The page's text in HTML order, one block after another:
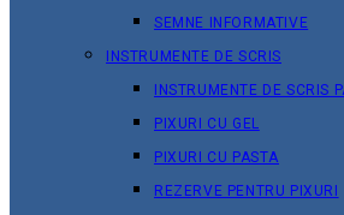
SEMNE INFORMATIVE
INSTRUMENTE DE SCRIS
INSTRUMENTE DE SCRIS
PIXURI CU GEL
PIXURI CU PASTA
REZERVE PENTRU PIXURI